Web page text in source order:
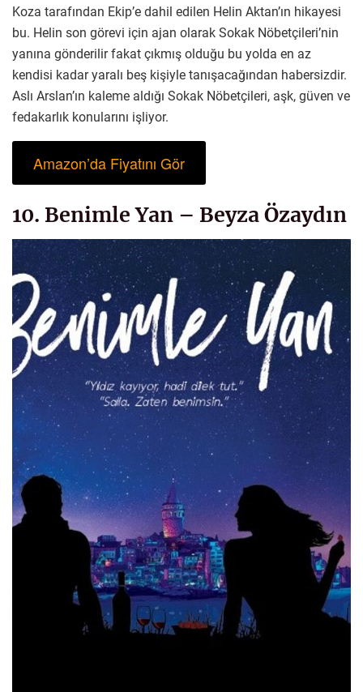
Koza tarafından Ekip’e dahil edilen Helin Aktan’ın hikayesi
bu. Helin son görevi için ajan olarak Sokak Nöbetçileri’nin
yanına gönderilir fakat çıkmış olduğu bu yolda en az
kendisi kadar yaralı beş kişiyle tanışacağından habersizdir.
Aslı Arslan’ın kaleme aldığı Sokak Nöbetçileri, aşk, güven ve
fedakarlık konularını işliyor.
Amazon’da Fiyatını Gör
10. Benimle Yan – Beyza Özaydın